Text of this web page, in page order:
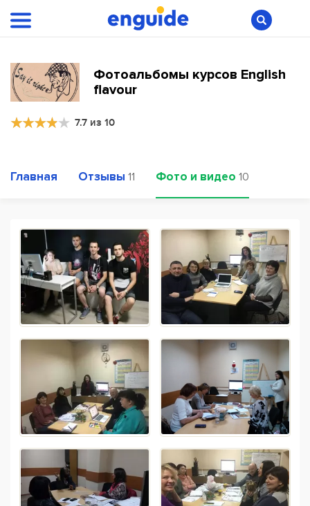
Фотоальбомы курсов English
flavour
7.7 из 10
Главная Отзывы 11 Фото и видео 10